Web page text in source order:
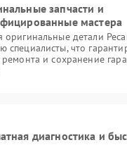
запчасти и
мастера
оригинальные детали
специалисты, что
ремонта и сохранение
диагностика и